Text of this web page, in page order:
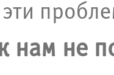
нам не